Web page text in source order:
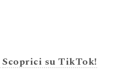
Scoprici su TikTok!